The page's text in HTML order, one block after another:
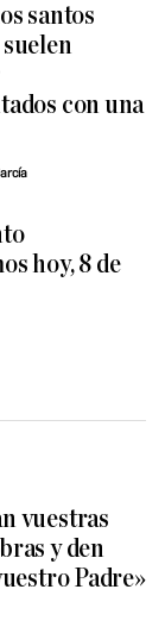
santos
con una
hoy, 8 de
vuestras
y den
Padre»